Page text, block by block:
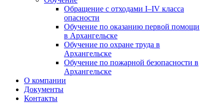
Обращение с отходами I–IV класса
опасности
Обучение по оказанию первой помощи
в Архангельске
Обучение по охране труда в
Архангельске
Обучение по пожарной безопасности в
Архангельске
О компании
Документы
Контакты